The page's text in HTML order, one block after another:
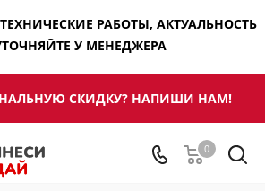
РАБОТЫ, АКТУАЛЬНОСТЬ
У МЕНЕДЖЕРА
СКИДКУ? НАПИШИ НАМ!
0